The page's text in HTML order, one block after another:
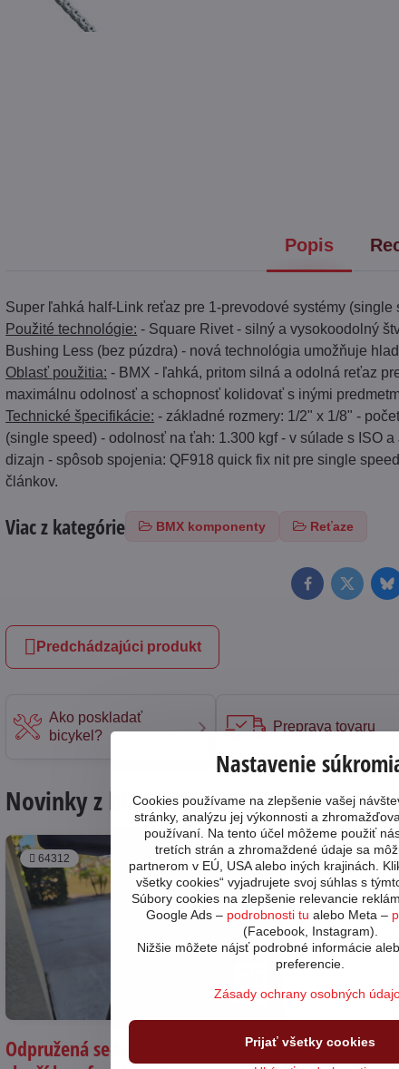
Popis
Super ľahká half-Link reťaz pre 1-prevodové systémy
Použité technológie: - Square Rivet - silný a vysokoodolný
Bushing Less (bez púzdra) - nová technológia umožňuje
Oblasť použitia: - BMX - ľahká, pritom silná a odolná reťaz
maximálnu odolnosť a schopnosť kolidovať s inými
Technické špecifikácie: - základné rozmery: 1/2" x 1/8" -
(single speed) - odolnosť na ťah: 1.300 kgf - v súlade s ISO
dizajn - spôsob spojenia: QF918 quick fix nit pre single
článkov.
Viac z kategórie BMX komponenty Reťaze
Novinky z blogu
64312
11/24
Odpružená sedlovka na bicykel -
80131
Teleskopická
FacebookTwitter
Predchádzajúci produkt
Ako poskladať
bicykel?
Preprava tovaru
Nastavenie
Cookies používame na zlepšenie vašej
stránky, analýzu jej výkonnosti a
používaní. Na tento účel môžeme použiť
tretích strán a zhromaždené údaje sa
partnerom v EÚ, USA alebo iných krajinách.
všetky cookies“ vyjadrujete svoj súhlas s
Súbory cookies na zlepšenie relevancie
Google Ads – podrobnosti tu alebo Meta –
(Facebook, Instagram).
Nižšie môžete nájsť podrobné informácie
preferencie.
Zásady ochrany osobných
Prijať všetky cookies